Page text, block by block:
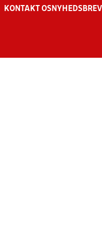
KONTAKT OS NYHEDSBREV